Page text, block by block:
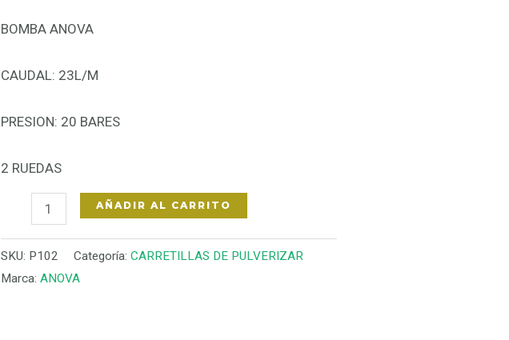
BOMBA ANOVA
CAUDAL: 23L/M
PRESION: 20 BARES
2 RUEDAS
AÑADIR AL CARRITO
SKU: P102 Categoría: CARRETILLAS DE PULVERIZAR
Marca: ANOVA